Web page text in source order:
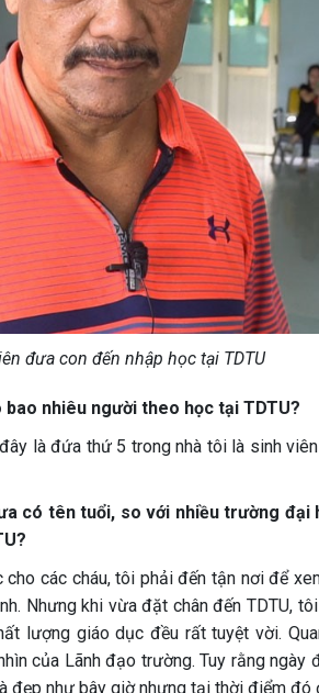
đưa con đến nhập học tại TDTU
nhiêu người theo học tại TDTU?
là đứa thứ 5 trong nhà tôi là sinh
có tên tuổi, so với nhiều trường đại
các cháu, tôi phải đến tận nơi để
Nhưng khi vừa đặt chân đến TDTU,
lượng giáo dục đều rất tuyệt vời.
của Lãnh đạo trường. Tuy rằng ngày
đẹp như bây giờ nhưng tại thời điểm đó